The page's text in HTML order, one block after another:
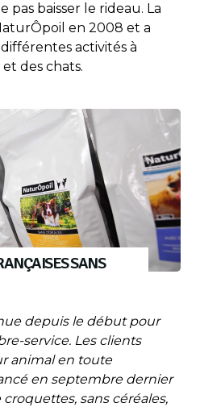
pas baisser le rideau. La
en 2008 et a
activités à
des chats.
SANS
depuis le début pour
service. Les clients
animal en toute
en septembre dernier
sans céréales,